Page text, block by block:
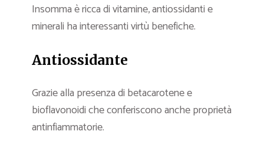
Insomma è ricca di vitamine, antiossidanti e
minerali ha interessanti virtù benefiche.
Antiossidante
Grazie alla presenza di betacarotene e
bioflavonoidi che conferiscono anche proprietà
antinfiammatorie.